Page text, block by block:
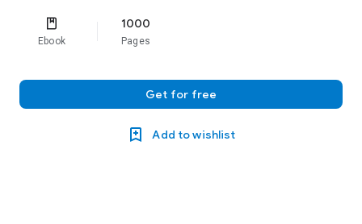
Ebook
1000
Pages
Get for free
Add to wishlist